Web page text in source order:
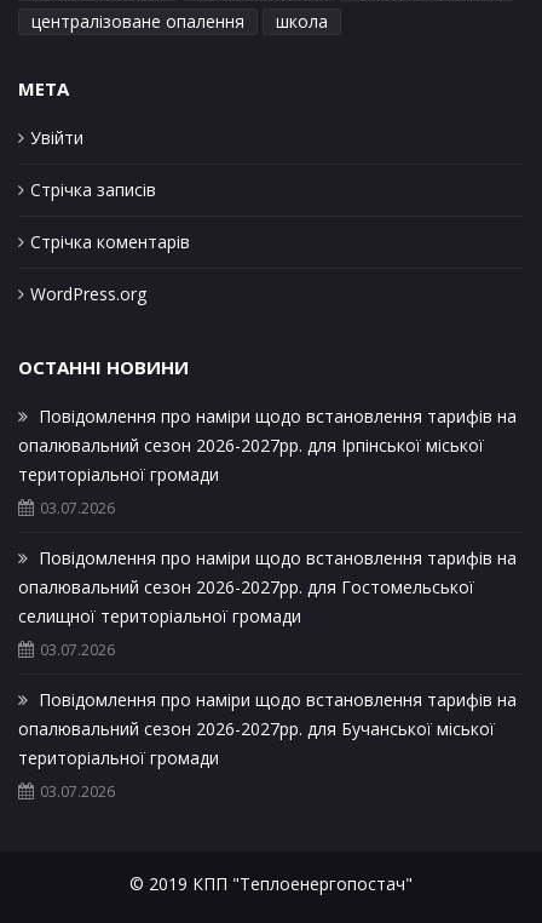
централізоване опалення
школа
META
Увійти
Стрічка записів
Стрічка коментарів
WordPress.org
ОСТАННІ НОВИНИ
Повідомлення про наміри щодо встановлення тарифів на
опалювальний сезон 2026-2027рр. для Ірпінської міської
територіальної громади
03.07.2026
Повідомлення про наміри щодо встановлення тарифів на
опалювальний сезон 2026-2027рр. для Гостомельської
селищної територіальної громади
03.07.2026
Повідомлення про наміри щодо встановлення тарифів на
опалювальний сезон 2026-2027рр. для Бучанської міської
територіальної громади
03.07.2026
© 2019 КПП "Теплоенергопостач"